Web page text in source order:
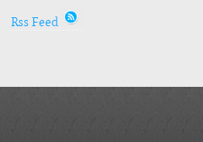
Rss Feed